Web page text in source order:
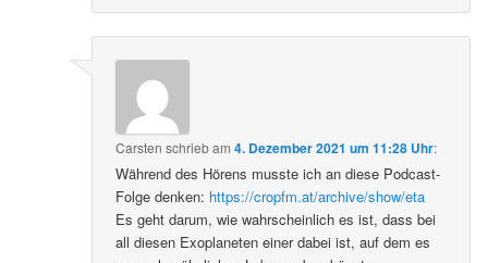
Carsten schriebam4. Dezember 2021 um 11:28 Uhr:
Während des Hörens musste ich an diese Podcast-
Folge denken: https://cropfm.at/archive/show/eta
Es geht darum, wie wahrscheinlich es ist, dass bei
all diesen Exoplaneten einer dabei ist, auf dem es